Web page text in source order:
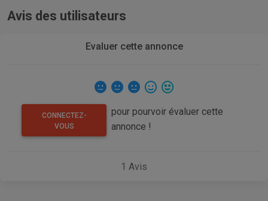
Avis des utilisateurs
Evaluer cette annonce
CONNECTEZ-
VOUS
pour pourvoir évaluer cette
annonce !
1 Avis